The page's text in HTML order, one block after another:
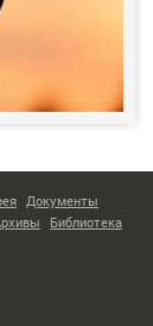
Документы
Библиотека